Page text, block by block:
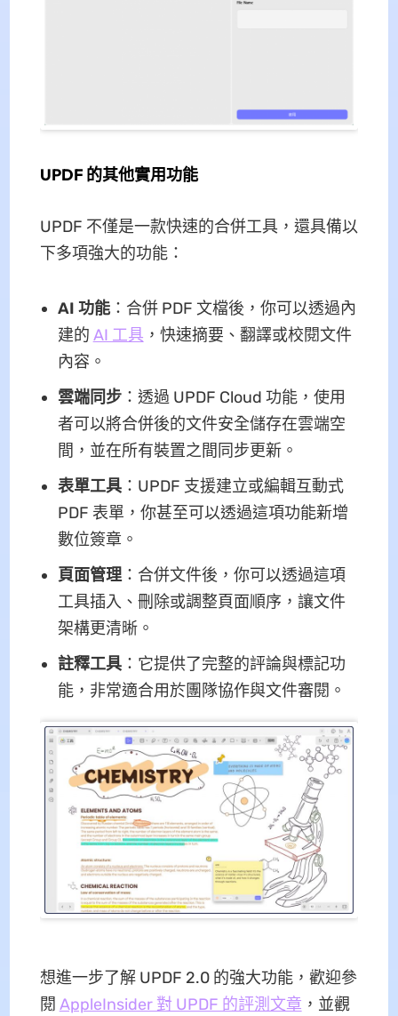
UPDF 的其他實用功能
UPDF 不僅是一款快速的合併工具，還具備以
下多項強大的功能：
AI 功能：合併 PDF 文檔後，你可以透過內
建的 AI 工具 ，快速摘要、翻譯或校閱文件
內容。
雲端同步：透過 UPDF Cloud 功能，使用
者可以將合併後的文件安全儲存在雲端空
間，並在所有裝置之間同步更新。
表單工具：UPDF 支援建立或編輯互動式
PDF 表單，你甚至可以透過這項功能新增
數位簽章。
頁面管理：合併文件後，你可以透過這項
工具插入、刪除或調整頁面順序，讓文件
架構更清晰。
註釋工具：它提供了完整的評論與標記功
能，非常適合用於團隊協作與文件審閱。
想進一步了解 UPDF 2.0 的強大功能，歡迎參
閱 AppleInsider 對 UPDF 的評測文章 ，並觀